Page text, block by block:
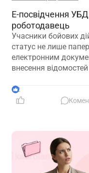
Е-посвідчення
роботодавець
Учасники бойових
статус не лише
електронним
внесення
користуватися
трудові гарантії,
2